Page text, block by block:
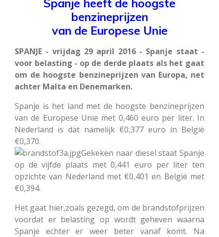
Spanje heeft de hoogste
benzineprijzen
van de Europese Unie
SPANJE - vrijdag 29 april 2016 - Spanje staat -
voor belasting - op de derde plaats als het gaat
om de hoogste benzineprijzen van Europa, net
achter Malta en Denemarken.
Spanje is het land met de hoogste benzineprijzen
van de Europese Unie met 0,460 euro per liter. In
Nederland is dat namelijk €0,377 euro in België
€0,370.
Gekeken naar diesel staat Spanje
op de vijfde plaats met 0,441 euro per liter ten
opzichte van Nederland met €0,401 en België met
€0,394.
Het gaat hier,zoals gezegd, om de brandstofprijzen
voordat er belasting op wordt geheven waarna
Spanje echter er weer beter vanaf komt. Na